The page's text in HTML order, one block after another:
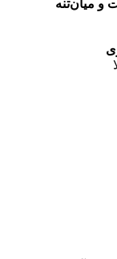
و میان‌تنه